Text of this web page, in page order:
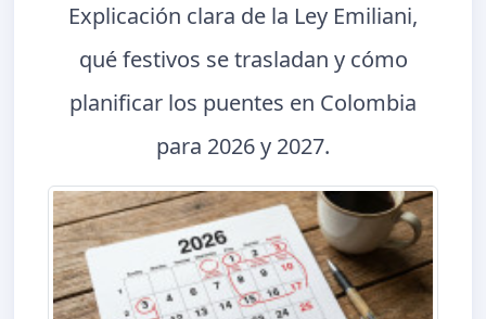
Explicación clara de la Ley Emiliani,
qué festivos se trasladan y cómo
planificar los puentes en Colombia
para 2026 y 2027.